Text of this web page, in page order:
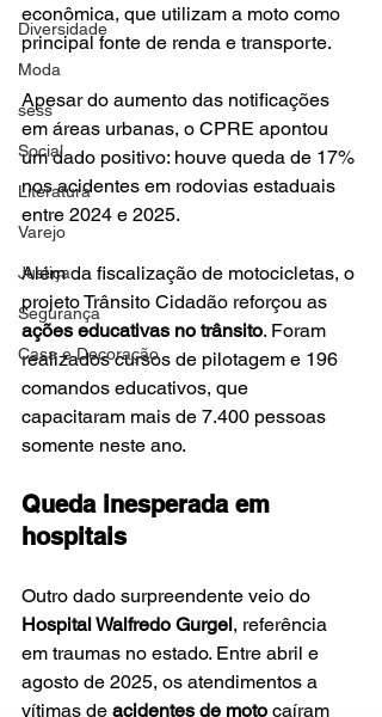
Diversidade
Moda
sess
Social
Literatura
Varejo
Justiça
Segurança
Casa e Decoração
econômica, que utilizam a moto como
principal fonte de renda e transporte.
Apesar do aumento das notificações
em áreas urbanas, o CPRE apontou
um dado positivo: houve queda de 17%
nos acidentes em rodovias estaduais
entre 2024 e 2025.
Além da fiscalização de motocicletas, o
projeto Trânsito Cidadão reforçou as
ações educativas no trânsito. Foram
realizados cursos de pilotagem e 196
comandos educativos, que
capacitaram mais de 7.400 pessoas
somente neste ano.
Queda inesperada em
hospitais
Outro dado surpreendente veio do
Hospital Walfredo Gurgel, referência
em traumas no estado. Entre abril e
agosto de 2025, os atendimentos a
vítimas de acidentes de moto caíram